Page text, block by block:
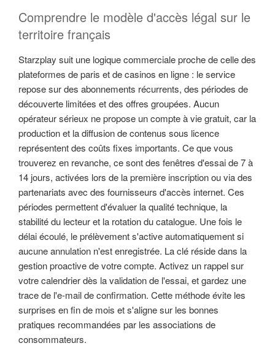
Comprendre le modèle d'accès légal sur le
territoire français
Starzplay suit une logique commerciale proche de celle des
plateformes de paris et de casinos en ligne : le service
repose sur des abonnements récurrents, des périodes de
découverte limitées et des offres groupées. Aucun
opérateur sérieux ne propose un compte à vie gratuit, car la
production et la diffusion de contenus sous licence
représentent des coûts fixes importants. Ce que vous
trouverez en revanche, ce sont des fenêtres d'essai de 7 à
14 jours, activées lors de la première inscription ou via des
partenariats avec des fournisseurs d'accès internet. Ces
périodes permettent d'évaluer la qualité technique, la
stabilité du lecteur et la rotation du catalogue. Une fois le
délai écoulé, le prélèvement s'active automatiquement si
aucune annulation n'est enregistrée. La clé réside dans la
gestion proactive de votre compte. Activez un rappel sur
votre calendrier dès la validation de l'essai, et gardez une
trace de l'e-mail de confirmation. Cette méthode évite les
surprises en fin de mois et s'aligne sur les bonnes
pratiques recommandées par les associations de
consommateurs.